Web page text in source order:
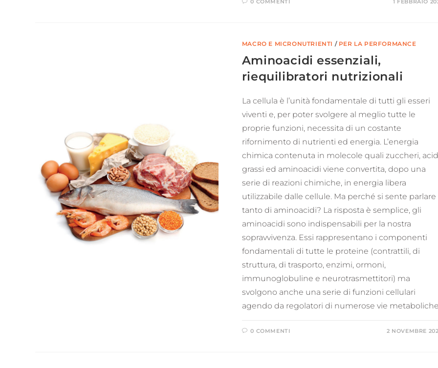
0 COMMENTI 1 FEBBRAIO
MACRO E MICRONUTRIENTI / PER LA PERFORMANCE
Aminoacidi essenziali,
riequilibratori nutrizionali
La cellula è l’unità fondamentale di tutti gli esseri
viventi e, per poter svolgere al meglio tutte le
proprie funzioni, necessita di un costante
rifornimento di nutrienti ed energia. L’energia
chimica contenuta in molecole quali zuccheri,
grassi ed aminoacidi viene convertita, dopo una
serie di reazioni chimiche, in energia libera
utilizzabile dalle cellule. Ma perché si sente parlare
tanto di aminoacidi? La risposta è semplice, gli
aminoacidi sono indispensabili per la nostra
sopravvivenza. Essi rappresentano i componenti
fondamentali di tutte le proteine (contrattili, di
struttura, di trasporto, enzimi, ormoni,
immunoglobuline e neurotrasmettitori) ma
svolgono anche una serie di funzioni cellulari
agendo da regolatori di numerose vie
0 COMMENTI 2 NOVEMBRE